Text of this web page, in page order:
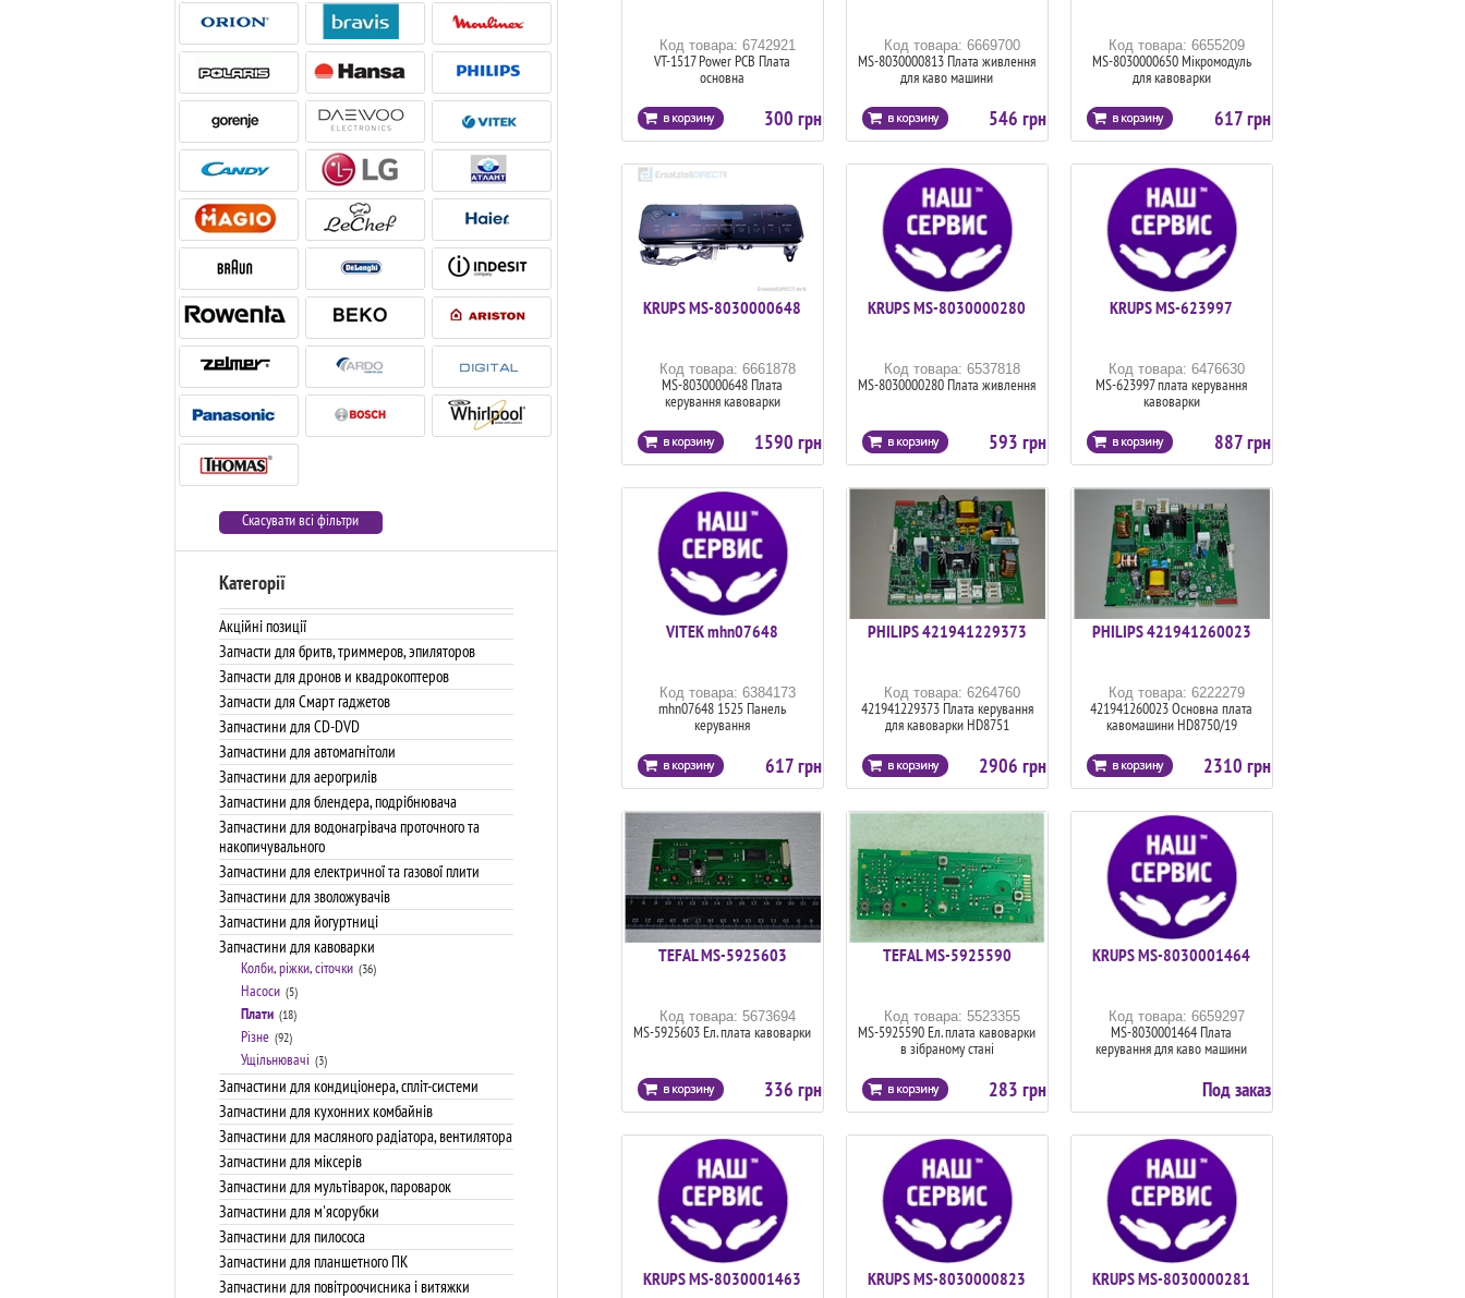
Код товара: 6742921
VT-1517 Power PCB Плата
основна
300 грн
Код товара: 6669700
MS-8030000813 Плата живлення
для каво машини
546 грн
Код товара: 6655209
MS-8030000650 Мікромодуль
для кавоварки
617 грн
KRUPS MS-8030000648
Код товара: 6661878
MS-8030000648 Плата
керування кавоварки
1590 грн
KRUPS MS-8030000280
Код товара: 6537818
MS-8030000280 Плата живлення
593 грн
KRUPS MS-623997
Код товара: 6476630
MS-623997 плата керування
кавоварки
887 грн
VITEK mhn07648
Код товара: 6384173
mhn07648 1525 Панель
керування
617 грн
PHILIPS 421941229373
Код товара: 6264760
421941229373 Плата керування
для кавоварки HD8751
2906 грн
PHILIPS 421941260023
Код товара: 6222279
421941260023 Основна плата
кавомашини HD8750/19
2310 грн
TEFAL MS-5925603
Код товара: 5673694
MS-5925603 Ел. плата кавоварки
336 грн
TEFAL MS-5925590
Код товара: 5523355
MS-5925590 Ел. плата кавоварки
в зібраному стані
283 грн
KRUPS MS-8030001464
Код товара: 6659297
MS-8030001464 Плата
керування для каво машини
Под заказ
KRUPS MS-8030001463 KRUPS MS-8030000823 KRUPS MS-8030000281
Скасувати всі фільтри
Категорії
Акційні позиції
Запчасти для бритв, триммеров, эпиляторов
Запчасти для дронов и квадрокоптеров
Запчасти для Смарт гаджетов
Запчастини для CD-DVD
Запчастини для автомагнітоли
Запчастини для аерогрилів
Запчастини для блендера, подрібнювача
Запчастини для водонагрівача проточного та
накопичувального
Запчастини для електричної та газової плити
Запчастини для зволожувачів
Запчастини для йогуртниці
Запчастини для кавоварки
Колби, ріжки, сіточки (36)
Насоси (5)
Плати (18)
Різне (92)
Ущільнювачі (3)
Запчастини для кондиціонера, спліт-системи
Запчастини для кухонних комбайнів
Запчастини для масляного радіатора, вентилятора
Запчастини для міксерів
Запчастини для мультіварок, пароварок
Запчастини для м'ясорубки
Запчастини для пилососа
Запчастини для планшетного ПК
Запчастини для повітроочисника і витяжки